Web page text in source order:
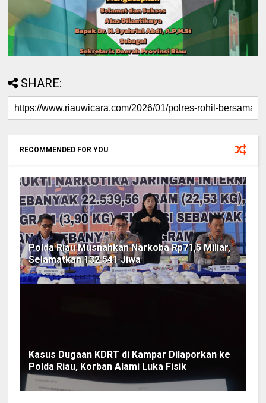
SHARE:
RECOMMENDED FOR YOU
Polda Riau Musnahkan Narkoba Rp71,5 Miliar,
Selamatkan 132.541 Jiwa
Kasus Dugaan KDRT di Kampar Dilaporkan ke
Polda Riau, Korban Alami Luka Fisik